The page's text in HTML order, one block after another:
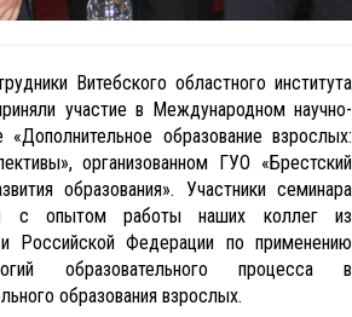
Витебского областного института
участие в Международном научно-
«Дополнительное образование взрослых:
организованном ГУО «Брестский
образования». Участники семинара
с опытом работы наших коллег из
Российской Федерации по применению
образовательного процесса в
образования взрослых.